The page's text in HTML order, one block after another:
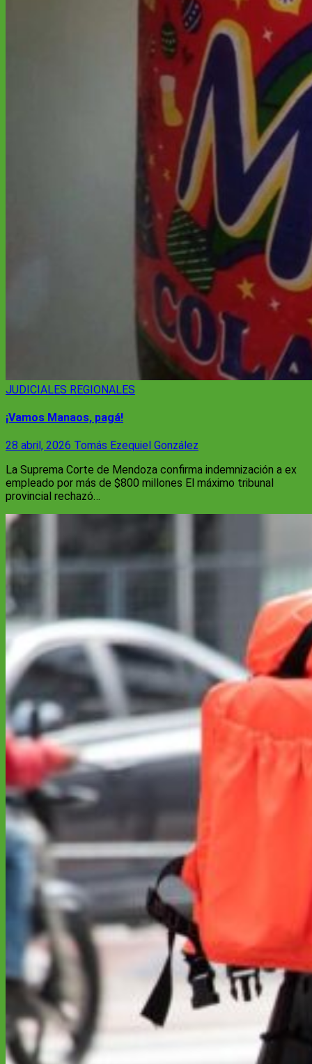
JUDICIALES REGIONALES
¡Vamos Manaos, pagá!
28 abril, 2026 Tomás Ezequiel González
La Suprema Corte de Mendoza confirma indemnización a ex
empleado por más de $800 millones El máximo tribunal
provincial rechazó…